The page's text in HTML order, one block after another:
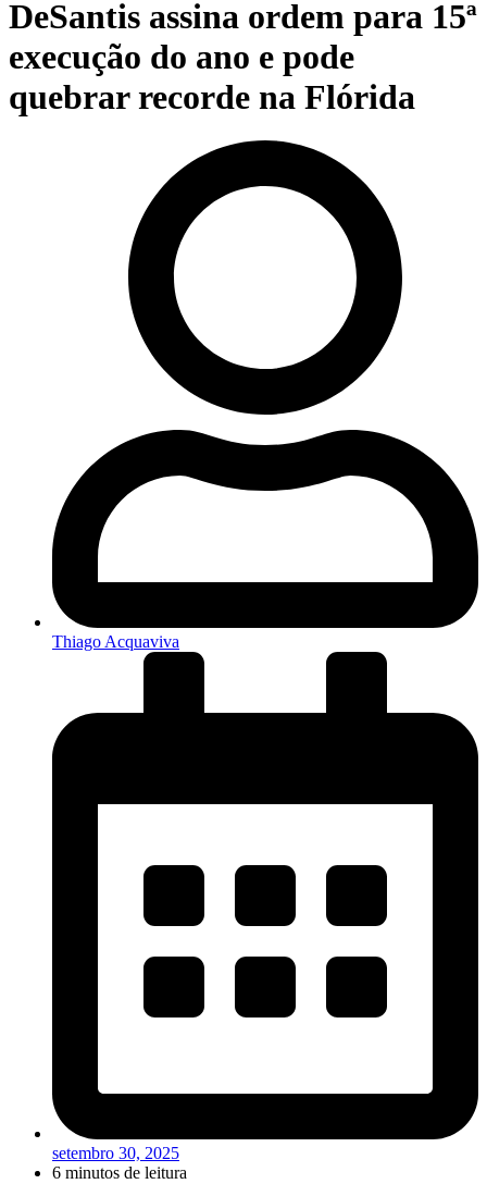
DeSantis assina ordem para 15ª
execução do ano e pode
quebrar recorde na Flórida
Thiago Acquaviva
setembro 30, 2025
6 minutos de leitura